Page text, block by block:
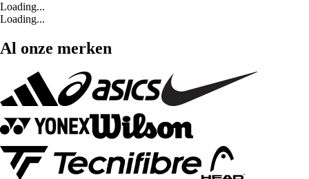
Loading...
Loading...
Al onze merken